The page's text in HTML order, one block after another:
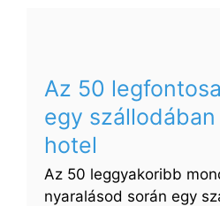
vagy
Az 50
egy szállodában
hotel
Az 50 leggyakoribb
nyaralásod során egy